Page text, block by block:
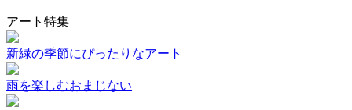
アート特集
新緑の季節にぴったりなアート
雨を楽しむおまじない